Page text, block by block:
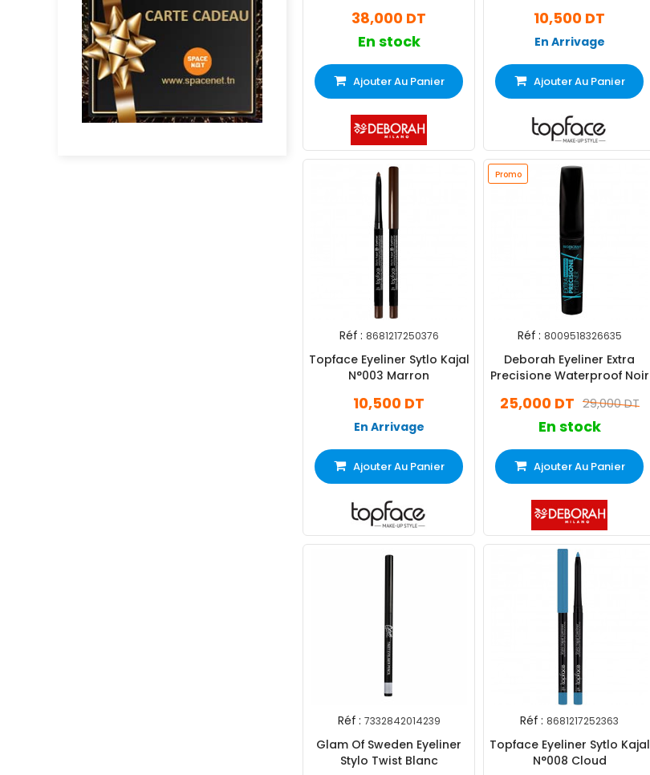
38,000 DT
En stock
Ajouter Au Panier
10,500 DT
En Arrivage
Ajouter Au Panier
Réf : 8681217250376
Topface Eyeliner Sytlo Kajal
N°003 Marron
10,500 DT
En Arrivage
Ajouter Au Panier
Promo
Réf : 8009518326635
Deborah Eyeliner Extra
Precisione Waterproof Noir
29,000 DT
25,000 DT
En stock
Ajouter Au Panier
Réf : 7332842014239
Glam Of Sweden Eyeliner
Stylo Twist Blanc
Réf : 8681217252363
Topface Eyeliner Sytlo Kajal
N°008 Cloud